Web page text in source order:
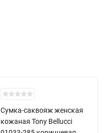
Хит!
Сумка-саквояж женская
кожаная Tony Bellucci